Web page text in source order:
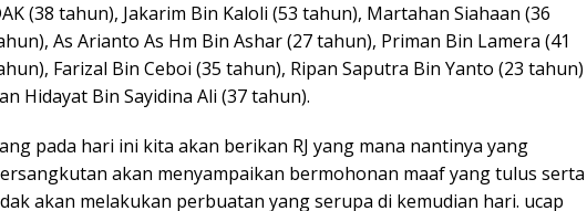
(38 tahun), Jakarim Bin Kaloli (53 tahun), Martahan Siahaan (36
As Arianto As Hm Bin Ashar (27 tahun), Priman Bin Lamera (41
Farizal Bin Ceboi (35 tahun), Ripan Saputra Bin Yanto (23 tahun)
Hidayat Bin Sayidina Ali (37 tahun).
pada hari ini kita akan berikan RJ yang mana nantinya yang
akan menyampaikan bermohonan maaf yang tulus serta
akan melakukan perbuatan yang serupa di kemudian hari. ucap